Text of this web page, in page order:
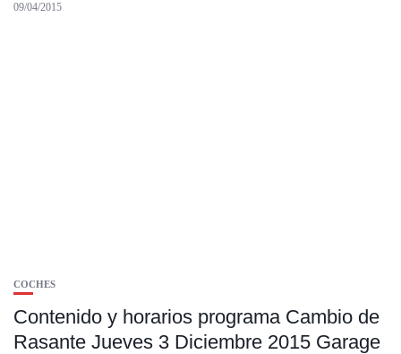
09/04/2015
COCHES
Contenido y horarios programa Cambio de
Rasante Jueves 3 Diciembre 2015 Garage